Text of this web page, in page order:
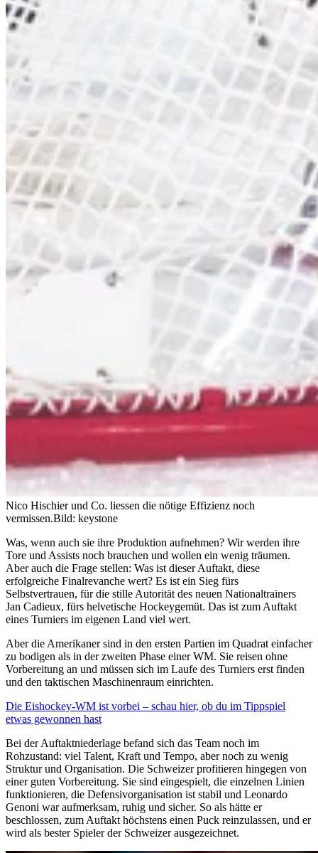
Nico Hischier und Co. liessen die nötige Effizienz noch
vermissen.Bild: keystone
Was, wenn auch sie ihre Produktion aufnehmen? Wir werden ihre
Tore und Assists noch brauchen und wollen ein wenig träumen.
Aber auch die Frage stellen: Was ist dieser Auftakt, diese
erfolgreiche Finalrevanche wert? Es ist ein Sieg fürs
Selbstvertrauen, für die stille Autorität des neuen Nationaltrainers
Jan Cadieux, fürs helvetische Hockeygemüt. Das ist zum Auftakt
eines Turniers im eigenen Land viel wert.
Aber die Amerikaner sind in den ersten Partien im Quadrat einfacher
zu bodigen als in der zweiten Phase einer WM. Sie reisen ohne
Vorbereitung an und müssen sich im Laufe des Turniers erst finden
und den taktischen Maschinenraum einrichten.
Die Eishockey-WM ist vorbei – schau hier, ob du im Tippspiel
etwas gewonnen hast
Bei der Auftaktniederlage befand sich das Team noch im
Rohzustand: viel Talent, Kraft und Tempo, aber noch zu wenig
Struktur und Organisation. Die Schweizer profitieren hingegen von
einer guten Vorbereitung. Sie sind eingespielt, die einzelnen Linien
funktionieren, die Defensivorganisation ist stabil und Leonardo
Genoni war aufmerksam, ruhig und sicher. So als hätte er
beschlossen, zum Auftakt höchstens einen Puck reinzulassen, und er
wird als bester Spieler der Schweizer ausgezeichnet.